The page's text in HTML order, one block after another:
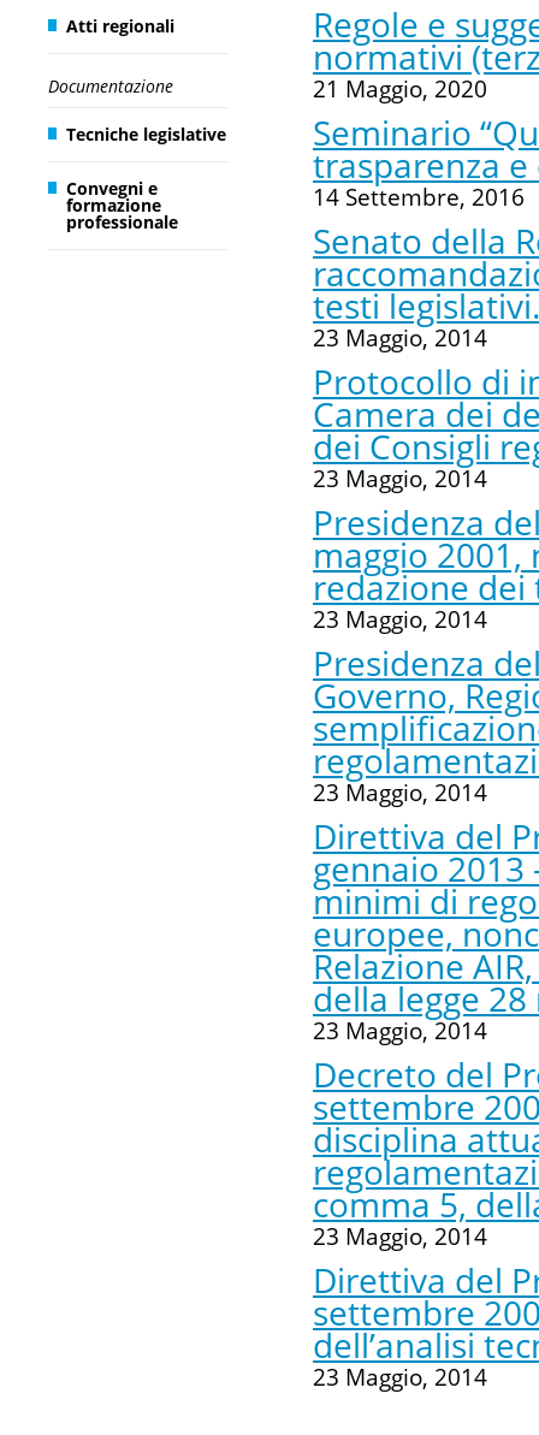
Atti regionali
Documentazione
Tecniche legislative
Convegni e
formazione
professionale
Regole e
normativi
21 Maggio, 2020
Seminario
trasparenza e
14 Settembre, 2016
Senato della
testi legislativi.
23 Maggio, 2014
Protocollo di
Camera dei
dei Consigli
23 Maggio, 2014
Presidenza
maggio 2001,
redazione
23 Maggio, 2014
Presidenza
Governo,
23 Maggio, 2014
Direttiva del
gennaio 2013
minimi di
europee,
Relazione
della legge
23 Maggio, 2014
Decreto del
settembre
disciplina
comma 5,
23 Maggio, 2014
Direttiva del
settembre
dell’analisi
23 Maggio, 2014